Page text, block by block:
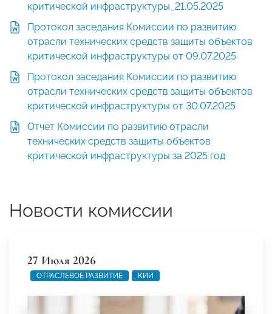
критической инфраструктуры_21.05.2025
Протокол заседания Комиссии по развитию
отрасли технических средств защиты объектов
критической инфраструктуры от 09.07.2025
Протокол заседания Комиссии по развитию
отрасли технических средств защиты объектов
критической инфраструктуры от 30.07.2025
Отчет Комиссии по развитию отрасли
технических средств защиты объектов
критической инфраструктуры за 2025 год
Новости комиссии
27 Июля 2026
ОТРАСЛЕВОЕ РАЗВИТИЕ КИИ